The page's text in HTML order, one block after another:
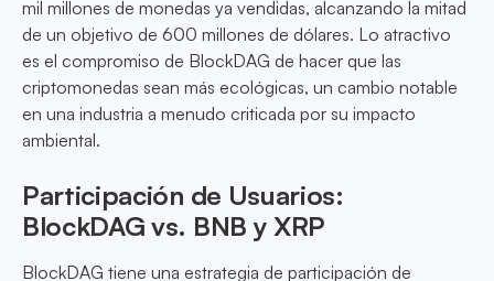
mil millones de monedas ya vendidas, alcanzando la mitad
de un objetivo de 600 millones de dólares. Lo atractivo
es el compromiso de BlockDAG de hacer que las
criptomonedas sean más ecológicas, un cambio notable
en una industria a menudo criticada por su impacto
ambiental.
Participación de Usuarios:
BlockDAG vs. BNB y XRP
BlockDAG tiene una estrategia de participación de